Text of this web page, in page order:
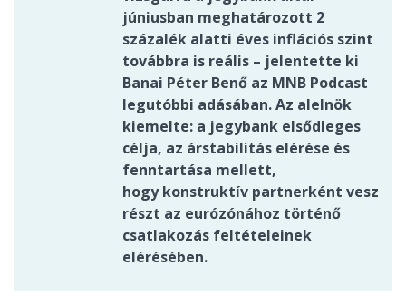
júniusban meghatározott 2
százalék alatti éves inflációs szint
továbbra is reális – jelentette ki
Banai Péter Benő az MNB Podcast
legutóbbi adásában. Az alelnök
kiemelte: a jegybank elsődleges
célja, az árstabilitás elérése és
fenntartása mellett,
hogy konstruktív partnerként vesz
részt az eurózónához történő
csatlakozás feltételeinek
elérésében.